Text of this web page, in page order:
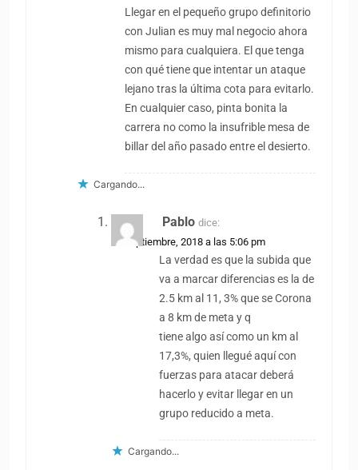
Llegar en el pequeño grupo definitorio
con Julian es muy mal negocio ahora
mismo para cualquiera. El que tenga
con qué tiene que intentar un ataque
lejano tras la última cota para evitarlo.
En cualquier caso, pinta bonita la
carrera no como la insufrible mesa de
billar del año pasado entre el desierto.
Cargando...
Pablo dice:
27 septiembre, 2018 a las 5:06 pm
La verdad es que la subida que
va a marcar diferencias es la de
2.5 km al 11, 3% que se Corona
a 8 km de meta y q
tiene algo así como un km al
17,3%, quien llegué aquí con
fuerzas para atacar deberá
hacerlo y evitar llegar en un
grupo reducido a meta.
Cargando...